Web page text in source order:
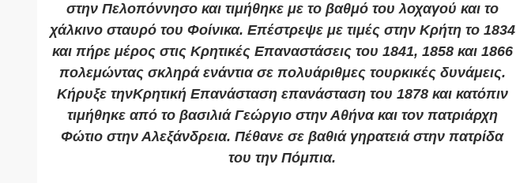
στην Πελοπόννησο και τιμήθηκε με το βαθμό του λοχαγού και το
χάλκινο σταυρό του Φοίνικα. Επέστρεψε με τιμές στην Κρήτη το 1834
και πήρε μέρος στις Κρητικές Επαναστάσεις του 1841, 1858 και 1866
πολεμώντας σκληρά ενάντια σε πολυάριθμες τουρκικές δυνάμεις.
Κήρυξε τηνΚρητική Επανάσταση επανάσταση του 1878 και κατόπιν
τιμήθηκε από το βασιλιά Γεώργιο στην Αθήνα και τον πατριάρχη
Φώτιο στην Αλεξάνδρεια. Πέθανε σε βαθιά γηρατειά στην πατρίδα
του την Πόμπια.